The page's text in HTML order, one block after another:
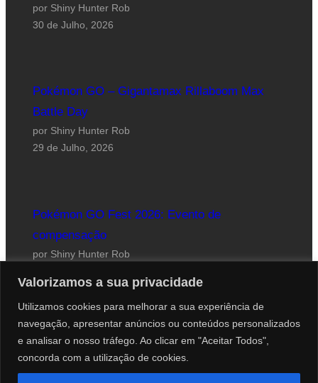
Valorizamos a sua privacidade
Utilizamos cookies para melhorar a sua experiência de
navegação, apresentar anúncios ou conteúdos personalizados
e analisar o nosso tráfego. Ao clicar em "Aceitar Todos",
concorda com a utilização de cookies.
por Shiny Hunter Rob
30 de Julho, 2026
Pokémon GO – Gigantamax Rillaboom Max
Battle Day
por Shiny Hunter Rob
29 de Julho, 2026
Pokémon GO Fest 2026: Evento de
compensação
por Shiny Hunter Rob
Website desenhado por Roberto Coutinho